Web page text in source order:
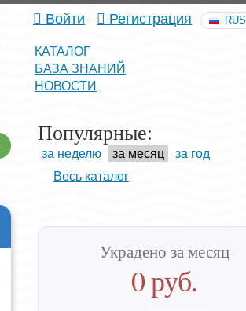
КАТАЛОГ
БАЗА ЗНАНИЙ
НОВОСТИ
Войти Регистрация RUS
Популярные:
за неделю за месяц
за год
Весь каталог
Украдено за месяц
0 руб.